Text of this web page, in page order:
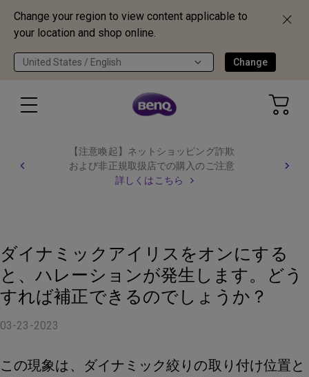
Change your region to view content applicable to
your location and shop online.
United States / English Change
【注意喚起】ネットショッピング詐欺
および非正規取扱店での購入のご注意
詳しくはこちら
ダイナミックアイリスをオンにする
と、ハレーションが発生します。どう
すれば補正できるのでしょうか？
03-23-2023
この現象は、ダイナミック絞りの取り付け位置と